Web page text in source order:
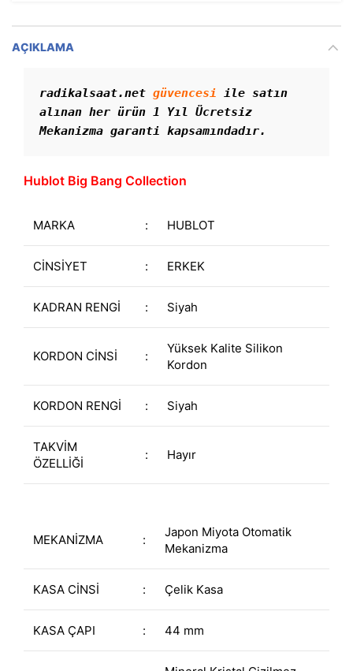
AÇIKLAMA
radikalsaat.net güvencesi ile satın
alınan her ürün 1 Yıl Ücretsiz
Mekanizma garanti kapsamındadır.
Hublot Big Bang Collection
MARKA : HUBLOT
CİNSİYET : ERKEK
KADRAN RENGİ : Siyah
KORDON CİNSİ :
Yüksek Kalite Silikon
Kordon
KORDON RENGİ : Siyah
TAKVİM
ÖZELLİĞİ
: Hayır
MEKANİZMA :
Japon Miyota Otomatik
Mekanizma
KASA CİNSİ : Çelik Kasa
KASA ÇAPI : 44 mm